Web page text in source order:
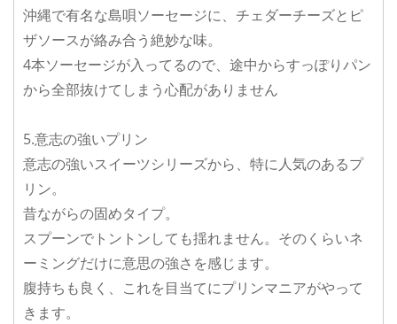
沖縄で有名な島唄ソーセージに、チェダーチーズとピ
ザソースが絡み合う絶妙な味。
4本ソーセージが入ってるので、途中からすっぽりパン
から全部抜けてしまう心配がありません
5.意志の強いプリン
意志の強いスイーツシリーズから、特に人気のあるプ
リン。
昔ながらの固めタイプ。
スプーンでトントンしても揺れません。そのくらいネ
ーミングだけに意思の強さを感じます。
腹持ちも良く、これを目当てにプリンマニアがやって
きます。